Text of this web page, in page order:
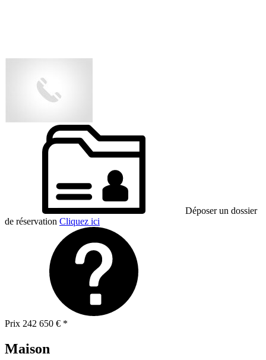
Déposer un dossier
de réservation Cliquez ici
Prix 242 650 € *
Maison